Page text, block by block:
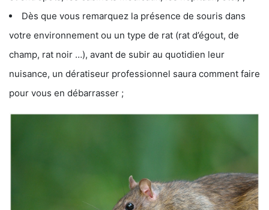
Dès que vous remarquez la présence de souris dans
votre environnement ou un type de rat (rat d’égout, de
champ, rat noir …), avant de subir au quotidien leur
nuisance, un dératiseur professionnel saura comment faire
pour vous en débarrasser ;